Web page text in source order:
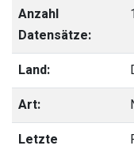
Anzahl
Datensätze:
Land:
Art:
Letzte